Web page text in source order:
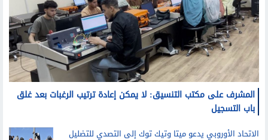
المشرف على مكتب التنسيق: لا يمكن إعادة ترتيب الرغبات بعد غلق
باب التسجيل
الاتحاد الأوروبي يدعو ميتا وتيك توك إلى التصدي للتضليل
بعد أحداث سبتة